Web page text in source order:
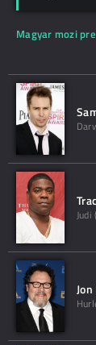
Magyar mozi
Judi